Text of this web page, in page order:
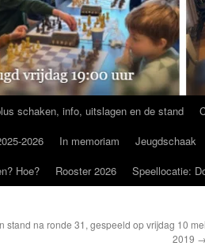
schaken, info, uitslagen en de stand
2026 In memoriam Jeugdschaak
Hoe? Rooster 2026 Speellocatie:
stand na ronde 31, gespeeld op vrijdag 10 mei
2019 →